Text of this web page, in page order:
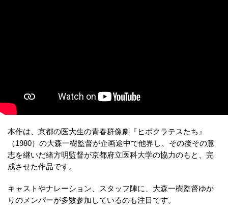
本作は、京都の医大生の青春群像劇『ヒポクラテスたち』
（1980）の大森一樹監督が企画途中で他界し、その後その意
志を継いだ緒方明監督が京都府立医科大学の協力のもと、完
成させた作品です。
キャストやナレーション、スタッフ陣に、大森一樹監督ゆか
りのメンバーが多数参加しているのも注目です。